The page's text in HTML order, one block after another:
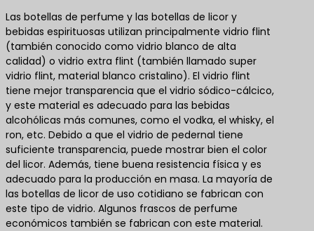
Las botellas de perfume y las botellas de licor y
bebidas espirituosas utilizan principalmente vidrio flint
(también conocido como vidrio blanco de alta
calidad) o vidrio extra flint (también llamado super
vidrio flint, material blanco cristalino). El vidrio flint
tiene mejor transparencia que el vidrio sódico-cálcico,
y este material es adecuado para las bebidas
alcohólicas más comunes, como el vodka, el whisky, el
ron, etc. Debido a que el vidrio de pedernal tiene
suficiente transparencia, puede mostrar bien el color
del licor. Además, tiene buena resistencia física y es
adecuado para la producción en masa. La mayoría de
las botellas de licor de uso cotidiano se fabrican con
este tipo de vidrio. Algunos frascos de perfume
económicos también se fabrican con este material.